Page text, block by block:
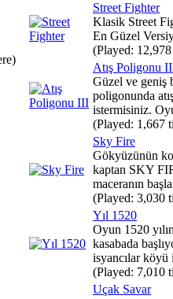
Street Fighter
Klasik Street
En Güzel
(Played:
Atış Poligonu
Güzel ve geniş
poligonunda
istermisiniz.
(Played: 1,667
Sky Fire
Gökyüzünün
kaptan SKY
maceranın
(Played: 3,030
Yıl 1520
Oyun 1520
kasabada
isyancılar köyü
(Played: 7,010
Uçak Savar